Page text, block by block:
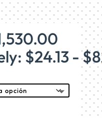
de
desde
hasta
$24.13 -